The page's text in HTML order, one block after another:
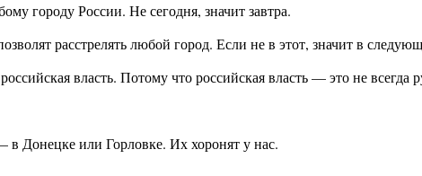
городу России. Не сегодня, значит завтра.
расстрелять любой город. Если не в этот, значит в
власть. Потому что российская власть — это не всегда
в Донецке или Горловке. Их хоронят у нас.